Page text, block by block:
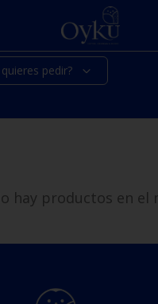
navegación
pedir?
hay productos en el